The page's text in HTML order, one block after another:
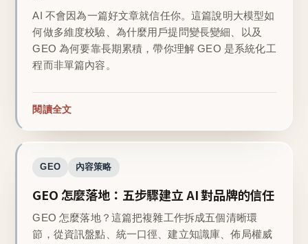
AI 不會因為一篇好文章就信任你。這篇說明大模型如
何做多維度校驗、為什麼用戶提問變長變細、以及
GEO 為何要靠長期累積，帶你理解 GEO 是系統化工
程而非單篇內容。
閱讀全文
GEO 內容策略
GEO 怎麼落地：五步驟建立 AI 對品牌的信任
GEO 怎麼落地？這篇把複雜工作拆成五個清晰環
節，從資訊盤點、統一口徑、建立知識庫、佈局權威